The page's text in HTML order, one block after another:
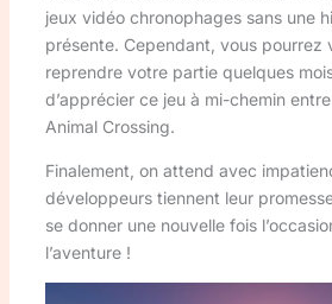
jeux vidéo chronophages sans une
présente. Cependant, vous pourrez
reprendre votre partie quelques
d’apprécier ce jeu à mi-chemin
Animal Crossing.
Finalement, on attend avec
développeurs tiennent leur
se donner une nouvelle fois
l’aventure !